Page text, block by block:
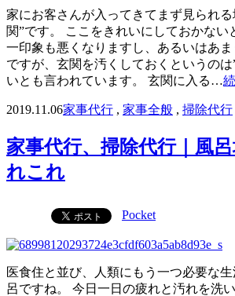
家にお客さんが入ってきてまず見られ
関”です。 ここをきれいにしておかない
一印象も悪くなりますし、あるいはあ
ですが、玄関を汚くしておくというの
いとも言われています。 玄関に入る…
2019.11.06家事代行 , 家事全般 , 掃除代行
家事代行、掃除代行｜風
れこれ
Pocket
医食住と並び、人類にもう一つ必要な
呂ですね。 今日一日の疲れと汚れを洗